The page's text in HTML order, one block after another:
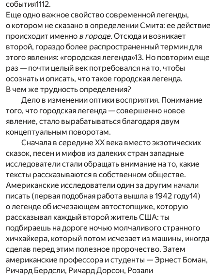
события1112.
Еще одно важное свойство современной легенды,
о котором не сказано в определении Смита: ее действие
происходит именно в городе. Отсюда и возникает
второй, гораздо более распространенный термин для
этого явления: «городская легенда»13. Но повторим еще
раз — почти целый век потребовался на то, чтобы
осознать и описать, что такое городская легенда.
В чем же трудность определения?
Дело в изменении оптики восприятия. Понимание
того, что городская легенда — совершенно новое
явление, стало вырабатываться благодаря двум
концептуальным поворотам.
Сначала в середине ХХ века вместо экзотических
сказок, песен и мифов из далеких стран западные
исследователи стали обращать внимание на то, какие
тексты рассказываются в собственном обществе.
Американские исследователи один за другим начали
писать (первая подобная работа вышла в 1942 году14)
о легенде об исчезающем автостопщике, которую
рассказывал каждый второй житель США: ты
подбираешь на дороге ночью молчаливого странного
хичхайкера, который потом исчезает из машины, иногда
сделав перед этим полезное пророчество. Затем
американские профессора и студенты — Эрнест Боман,
Ричард Бердсли, Ричард Дорсон, Розали